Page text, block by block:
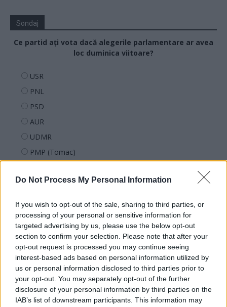
Do Not Process My Personal Information
If you wish to opt-out of the sale, sharing to third parties, or
processing of your personal or sensitive information for
targeted advertising by us, please use the below opt-out
section to confirm your selection. Please note that after your
opt-out request is processed you may continue seeing
interest-based ads based on personal information utilized by
us or personal information disclosed to third parties prior to
your opt-out. You may separately opt-out of the further
disclosure of your personal information by third parties on the
IAB’s list of downstream participants. This information may
Sondaj
Ce partid ați vota dacă alegerile parlamentare ar avea
loc duminica viitoare?
USR
PNL
PSD
AUR
UDMR
PMP (Tomac)
PNȚMM
SENS
SOS (Șoșoacă)
POT (Gavrilă)
PACE (Peia)
Acțiunea Conservatoare (Târziu)
PDF (Lazarus)
PUSL (D. Voiculescu)